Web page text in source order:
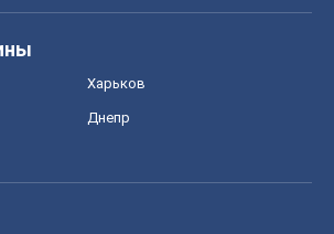
Харьков
Днепр